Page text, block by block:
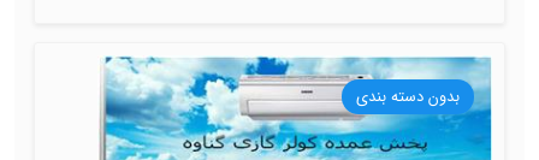
بدون دسته بندی